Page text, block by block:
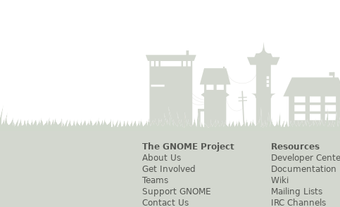
The GNOME Project
About Us
Get Involved
Teams
Support GNOME
Contact Us
Resources
Developer
Documentation
Wiki
Mailing Lists
IRC Channels